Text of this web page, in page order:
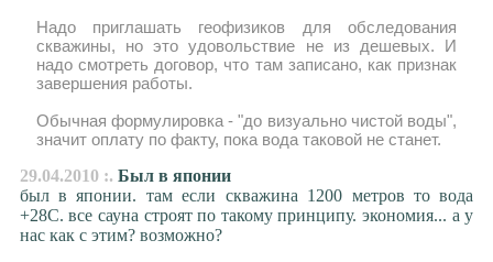
Надо приглашать геофизиков для обследования
скважины, но это удовольствие не из дешевых. И
надо смотреть договор, что там записано, как признак
завершения работы.
Обычная формулировка - "до визуально чистой воды",
значит оплату по факту, пока вода таковой не станет.
29.04.2010 :. Был в японии
был в японии. там если скважина 1200 метров то вода
+28С. все сауна строят по такому принципу. экономия... а у
нас как с этим? возможно?